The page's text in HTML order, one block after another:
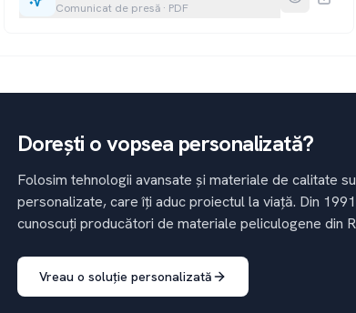
Comunicat de presă · PDF
Dorești o vopsea personalizată?
Folosim tehnologii avansate și materiale de calitate
personalizate, care îți aduc proiectul la viață. Din
cunoscuți producători de materiale peliculogene din
Vreau o soluție personalizată